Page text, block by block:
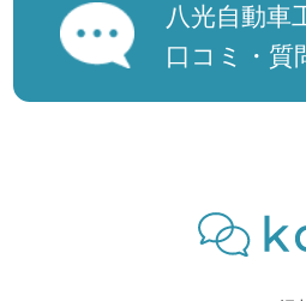
八光自動車
口コミ・質